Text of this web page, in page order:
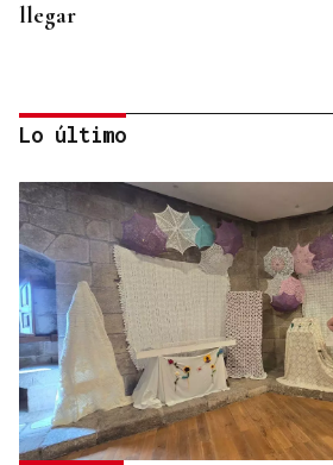
llegar
CREACIÓN DE VIVIENDA
2.000 casas vacías en Celanova
alquiler
Lo último